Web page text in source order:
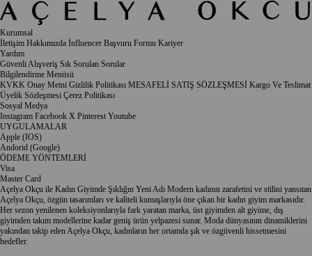
Kurumsal
İletişim Hakkımızda İnfluencer Başvuru Formu Kariyer
Yardım
Güvenli Alışveriş Sık Sorulan Sorular
Bilgilendirme Menüsü
KVKK Onay Metni Gizlilik Politikası MESAFELİ SATIŞ SÖZLEŞMESİ Kargo Ve Teslimat
Üyelik Sözleşmesi Çerez Politikası
Sosyal Medya
Instagram Facebook X Pinterest Youtube
UYGULAMALAR
Apple (IOS)
Andorid (Google)
ÖDEME YÖNTEMLERİ
Visa
Master Card
Açelya Okçu ile Kadın Giyimde Şıklığın Yeni Adı Modern kadının zarafetini ve stilini yansıtan
Açelya Okçu, özgün tasarımları ve kaliteli kumaşlarıyla öne çıkan bir kadın giyim markasıdır.
Her sezon yenilenen koleksiyonlarıyla fark yaratan marka, üst giyimden alt giyime, dış
giyimden takım modellerine kadar geniş ürün yelpazesi sunar. Moda dünyasının dinamiklerini
yakından takip eden Açelya Okçu, kadınların her ortamda şık ve özgüvenli hissetmesini
hedefler.